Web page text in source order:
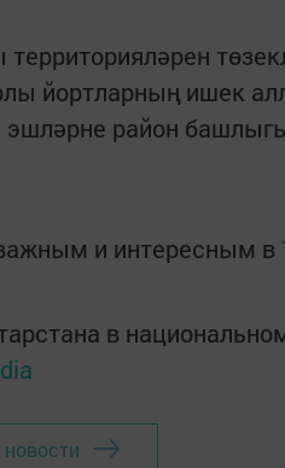
территорияләрен
йортларның ишек
эшләрне район
и интересным в
в